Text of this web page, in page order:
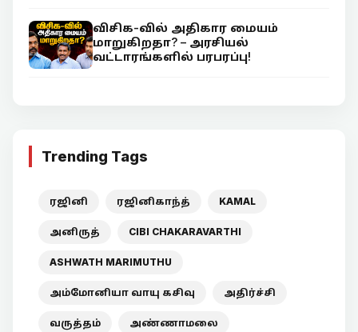
விசிக-வில் அதிகார மையம்
மாறுகிறதா? – அரசியல்
வட்டாரங்களில் பரபரப்பு!
Trending Tags
ரஜினி ரஜினிகாந்த் KAMAL
அனிருத் CIBI CHAKARAVARTHI
ASHWATH MARIMUTHU
அம்மோனியா வாயு கசிவு அதிர்ச்சி
வருத்தம் அண்ணாமலை